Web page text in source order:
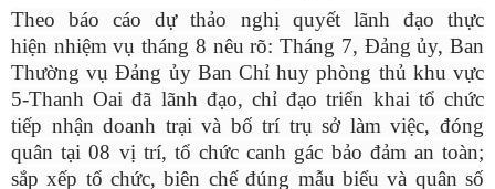
Theo báo cáo dự thảo nghị quyết lãnh đạo thực
hiện nhiệm vụ tháng 8 nêu rõ: Tháng 7, Đảng ủy, Ban
Thường vụ Đảng ủy Ban Chỉ huy phòng thủ khu vực
5-Thanh Oai đã lãnh đạo, chỉ đạo triển khai tổ chức
tiếp nhận doanh trại và bố trí trụ sở làm việc, đóng
quân tại 08 vị trí, tổ chức canh gác bảo đảm an toàn;
sắp xếp tổ chức, biên chế đúng mẫu biểu và quân số